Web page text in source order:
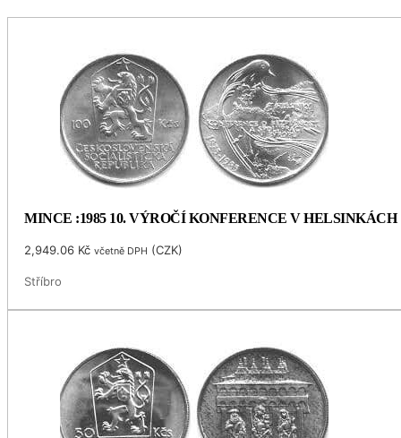
MINCE :1985 10. VÝROČÍ KONFERENCE V HELSINKÁCH
2,949.06 Kč včetně DPH (CZK)
Stříbro